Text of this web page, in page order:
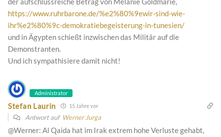
https://www.ruhrbarone.de/%e2%80%9ewir-sind-wie-
ihr%e2%80%9c-demokratiebegeisterung-in-tunesien/
und in Ägypten schießt inzwischen das Militär auf die
Demonstranten.
Und ich sympathisiere damit nicht!
Administrator
Stefan Laurin 15 Jahre vor
Antwort auf Werner Jurga
@Werner: Al Qaida hat im Irak extrem hohe Verluste gehabt,